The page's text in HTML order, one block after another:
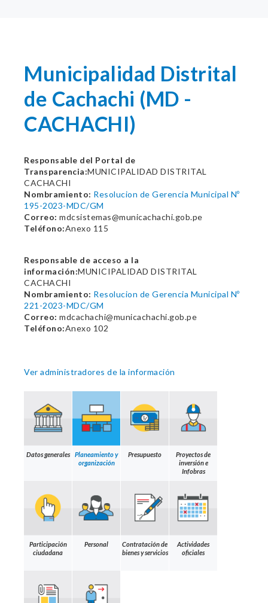
Municipalidad Distrital
de Cachachi (MD -
CACHACHI)
Responsable del Portal de
Transparencia:MUNICIPALIDAD DISTRITAL
CACHACHI
Nombramiento: Resolucion de Gerencia Municipal Nº
195-2023-MDC/GM
Correo: mdcsistemas@municachachi.gob.pe
Teléfono:Anexo 115
Responsable de acceso a la
información:MUNICIPALIDAD DISTRITAL
CACHACHI
Nombramiento: Resolucion de Gerencia Municipal Nº
221-2023-MDC/GM
Correo: mdcachachi@municachachi.gob.pe
Teléfono:Anexo 102
Ver administradores de la información
Datos generales
Planeamiento y
organización
Presupuesto
Proyectos de
inversión e
Infobras
Participación
ciudadana
Personal
Contratación de
bienes y servicios
Actividades
oficiales